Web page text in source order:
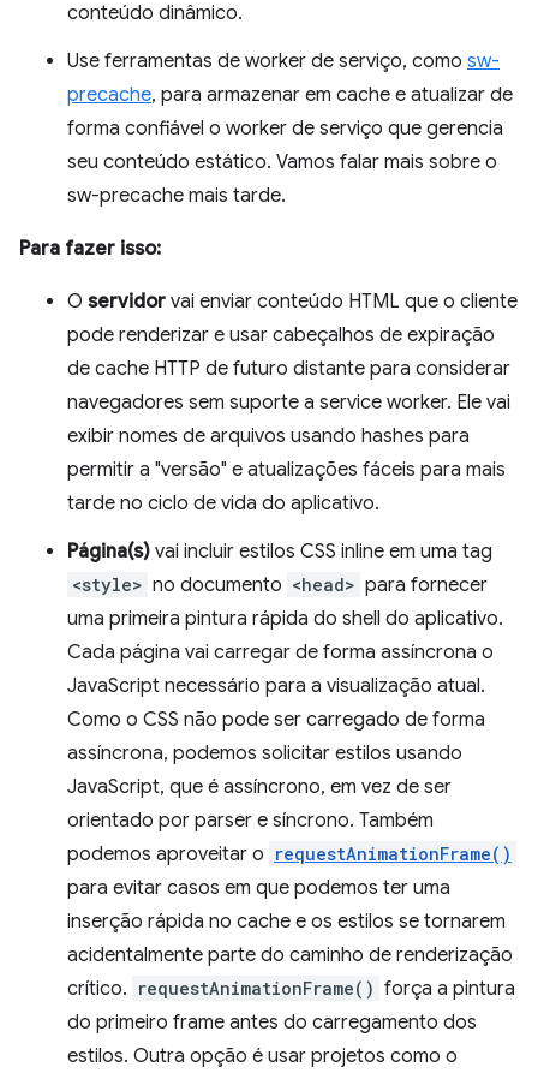
conteúdo dinâmico.
Use ferramentas de worker de serviço, como sw-
precache, para armazenar em cache e atualizar de
forma confiável o worker de serviço que gerencia
seu conteúdo estático. Vamos falar mais sobre o
sw-precache mais tarde.
Para fazer isso:
O servidor vai enviar conteúdo HTML que o cliente
pode renderizar e usar cabeçalhos de expiração
de cache HTTP de futuro distante para considerar
navegadores sem suporte a service worker. Ele vai
exibir nomes de arquivos usando hashes para
permitir a "versão" e atualizações fáceis para mais
tarde no ciclo de vida do aplicativo.
Página(s) vai incluir estilos CSS inline em uma tag
<style> no documento <head> para fornecer
uma primeira pintura rápida do shell do aplicativo.
Cada página vai carregar de forma assíncrona o
JavaScript necessário para a visualização atual.
Como o CSS não pode ser carregado de forma
assíncrona, podemos solicitar estilos usando
JavaScript, que é assíncrono, em vez de ser
orientado por parser e síncrono. Também
podemos aproveitar o requestAnimationFrame()
para evitar casos em que podemos ter uma
inserção rápida no cache e os estilos se tornarem
acidentalmente parte do caminho de renderização
crítico. requestAnimationFrame() força a pintura
do primeiro frame antes do carregamento dos
estilos. Outra opção é usar projetos como o